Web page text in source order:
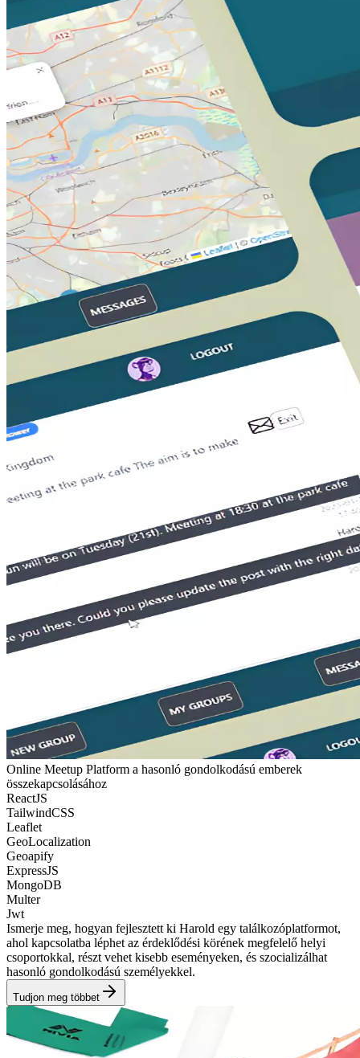
Online Meetup Platform a hasonló gondolkodású emberek
összekapcsolásához
ReactJS
TailwindCSS
Leaflet
GeoLocalization
Geoapify
ExpressJS
MongoDB
Multer
Jwt
Ismerje meg, hogyan fejlesztett ki Harold egy találkozóplatformot,
ahol kapcsolatba léphet az érdeklődési körének megfelelő helyi
csoportokkal, részt vehet kisebb eseményeken, és szocializálhat
hasonló gondolkodású személyekkel.
Tudjon meg többet